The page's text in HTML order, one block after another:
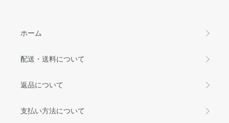
ホーム
配送・送料について
返品について
支払い方法について